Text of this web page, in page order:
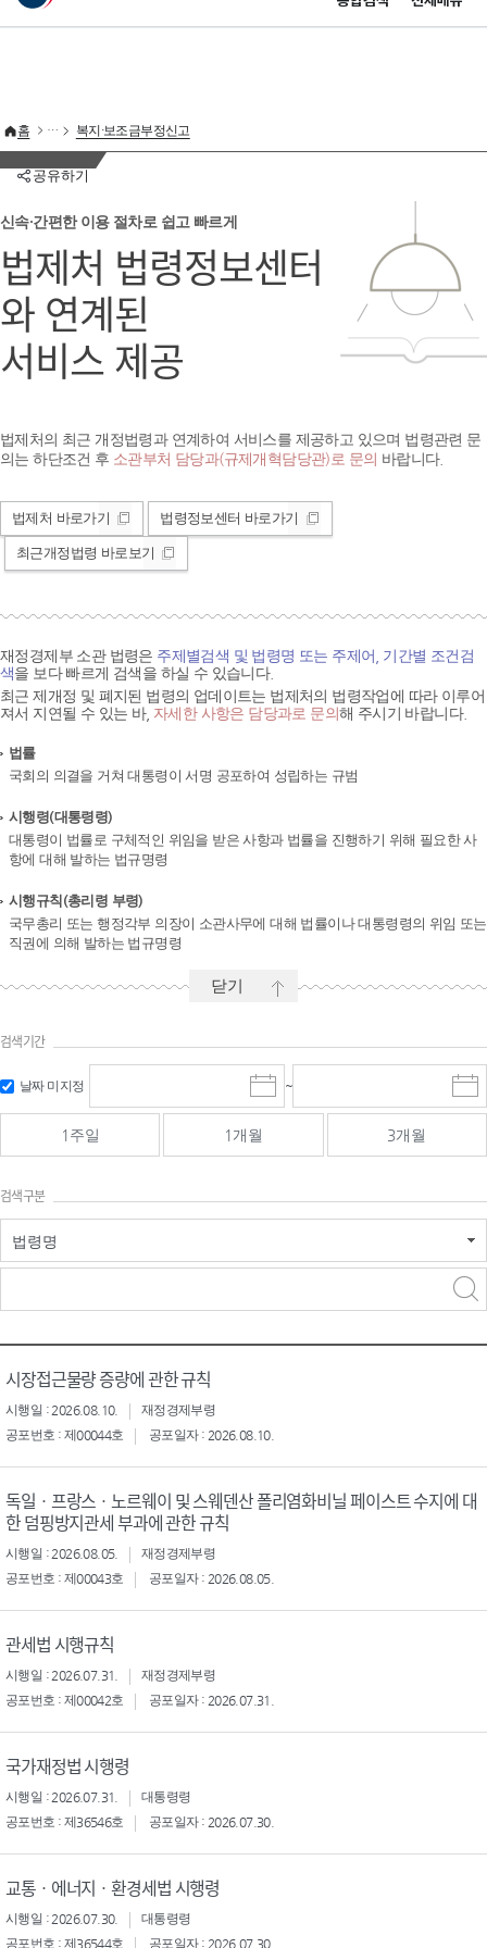
이 누리집은 대한민국 공식 전자정부 누리집입니다.
공유하기
홈 복지·보조금부정신고
신속·간편한 이용 절차로 쉽고 빠르게
법제처 법령정보센터
와 연계된
서비스 제공
법제처의 최근 개정법령과 연계하여 서비스를 제공하고 있으며 법령관련 문
의는 하단조건 후 소관부처 담당과(규제개혁담당관)로 문의 바랍니다.
법제처 바로가기 법령정보센터 바로가기
최근개정법령 바로보기
재정경제부 소관 법령은 주제별검색 및 법령명 또는 주제어, 기간별 조건검
색을 보다 빠르게 검색을 하실 수 있습니다.
최근 제개정 및 폐지된 법령의 업데이트는 법제처의 법령작업에 따라 이루어
져서 지연될 수 있는 바, 자세한 사항은 담당과로 문의해 주시기 바랍니다.
법률
국회의 의결을 거쳐 대통령이 서명 공포하여 성립하는 규범
시행령(대통령령)
대통령이 법률로 구체적인 위임을 받은 사항과 법률을 진행하기 위해 필요한 사
항에 대해 발하는 법규명령
시행규칙(총리령 부령)
국무총리 또는 행정각부 의장이 소관사무에 대해 법률이나 대통령령의 위임 또는
직권에 의해 발하는 법규명령
닫기
검색기간
날짜 미지정
시
작
일
선
~
마
감
선
1주일 1개월 3개월
검색구분
법령명
시장접근물량 증량에 관한 규칙
시행일 : 2026.08.10.
재정경제부령
공포번호 : 제00044호
공포일자 : 2026.08.10.
독일ㆍ프랑스ㆍ노르웨이 및 스웨덴산 폴리염화비닐 페이스트 수지에 대
한 덤핑방지관세 부과에 관한 규칙
시행일 : 2026.08.05.
재정경제부령
공포번호 : 제00043호
공포일자 : 2026.08.05.
관세법 시행규칙
시행일 : 2026.07.31.
재정경제부령
공포번호 : 제00042호
공포일자 : 2026.07.31.
국가재정법 시행령
시행일 : 2026.07.31.
대통령령
공포번호 : 제36546호
공포일자 : 2026.07.30.
교통ㆍ에너지ㆍ환경세법 시행령
시행일 : 2026.07.30.
대통령령
공포번호 : 제36544호
공포일자 : 2026.07.30.